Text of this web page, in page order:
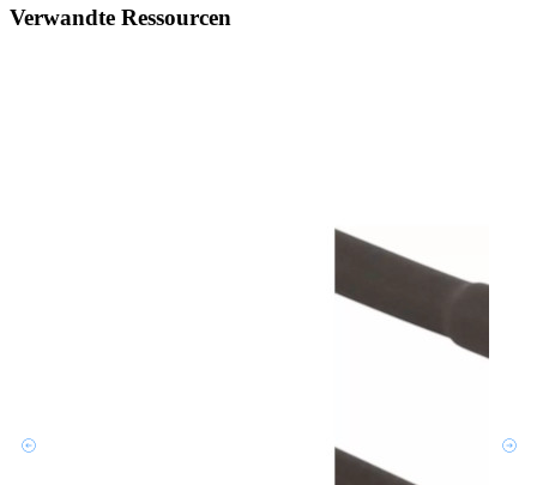
Verwandte Ressourcen